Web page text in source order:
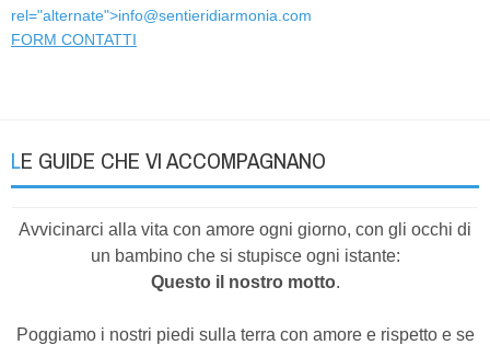
rel="alternate">info@sentieridiarmonia.com
FORM CONTATTI
LE GUIDE CHE VI ACCOMPAGNANO
Avvicinarci alla vita con amore ogni giorno, con gli occhi di
un bambino che si stupisce ogni istante:
Questo il nostro motto.
Poggiamo i nostri piedi sulla terra con amore e rispetto e se